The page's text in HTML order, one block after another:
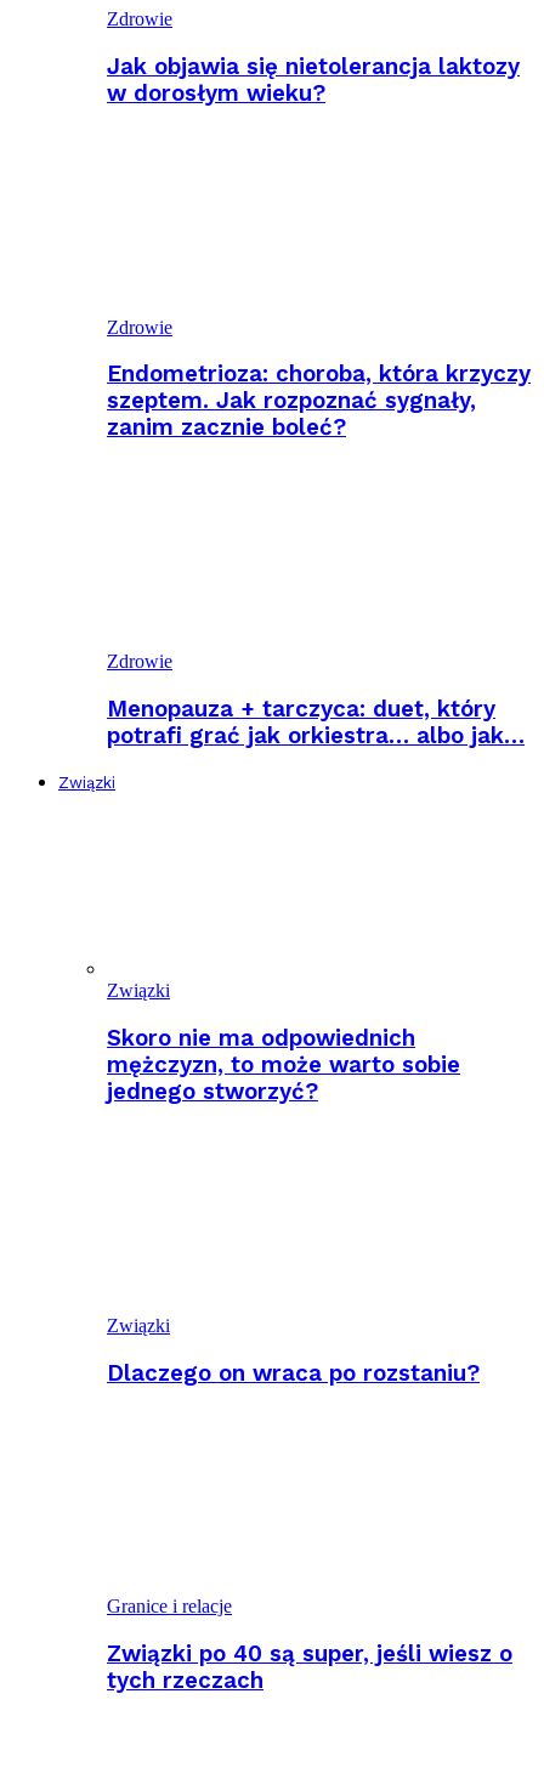
Zdrowie
Jak objawia się nietolerancja laktozy
w dorosłym wieku?
Zdrowie
Endometrioza: choroba, która krzyczy
szeptem. Jak rozpoznać sygnały,
zanim zacznie boleć?
Zdrowie
Menopauza + tarczyca: duet, który
potrafi grać jak orkiestra… albo jak…
Związki
Związki
Skoro nie ma odpowiednich
mężczyzn, to może warto sobie
jednego stworzyć?
Związki
Dlaczego on wraca po rozstaniu?
Granice i relacje
Związki po 40 są super, jeśli wiesz o
tych rzeczach